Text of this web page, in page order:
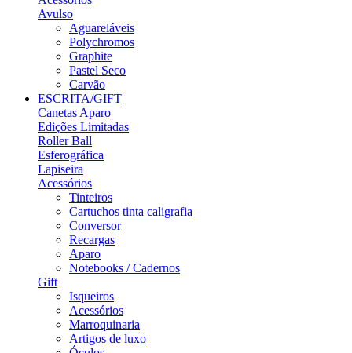
Avulso
Aguareláveis
Polychromos
Graphite
Pastel Seco
Carvão
ESCRITA/GIFT
Canetas Aparo
Edições Limitadas
Roller Ball
Esferográfica
Lapiseira
Acessórios
Tinteiros
Cartuchos tinta caligrafia
Conversor
Recargas
Aparo
Notebooks / Cadernos
Gift
Isqueiros
Acessórios
Marroquinaria
Artigos de luxo